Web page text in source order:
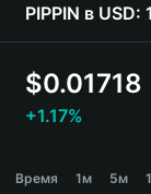
Bahasa Indonesia
ภาษาไทย
Español
Español
PIPPIN в USD:
$0.01718
+1.17%
Время 1м 5м